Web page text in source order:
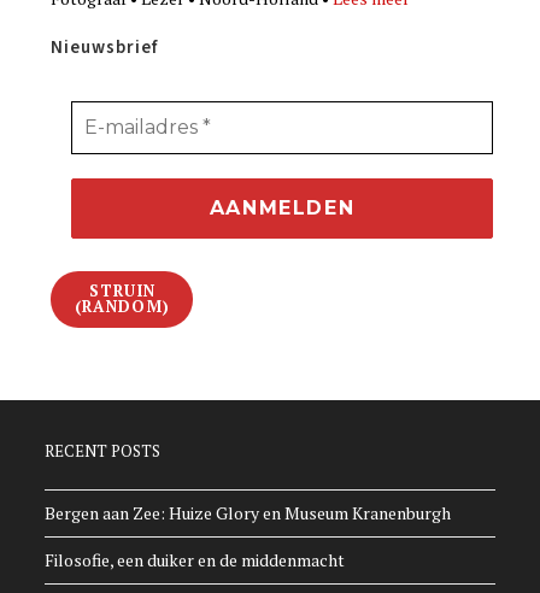
Nieuwsbrief
STRUIN
(RANDOM)
RECENT POSTS
Bergen aan Zee: Huize Glory en Museum Kranenburgh
Filosofie, een duiker en de middenmacht